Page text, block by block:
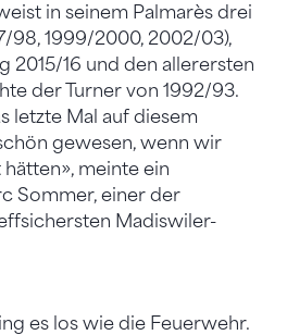
in seinem Palmarès drei
98, 1999/2000, 2002/03),
2015/16 und den allerersten
der Turner von 1992/93.
letzte Mal auf diesem
gewesen, wenn wir
meinte ein
Sommer, einer der
Madiswiler-
es los wie die Feuerwehr.